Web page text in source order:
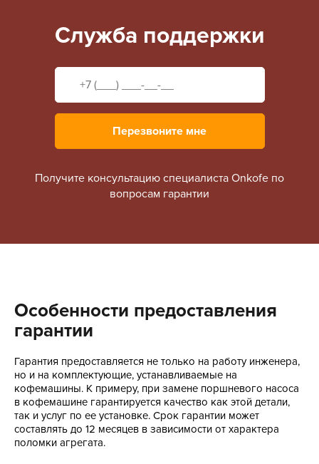
Служба поддержки
Перезвоните мне
Получите консультацию специалиста Onkofe по
вопросам гарантии
Особенности предоставления
гарантии
Гарантия предоставляется не только на работу инженера,
но и на комплектующие, устанавливаемые на
кофемашины. К примеру, при замене поршневого насоса
в кофемашине гарантируется качество как этой детали,
так и услуг по ее установке. Срок гарантии может
составлять до 12 месяцев в зависимости от характера
поломки агрегата.